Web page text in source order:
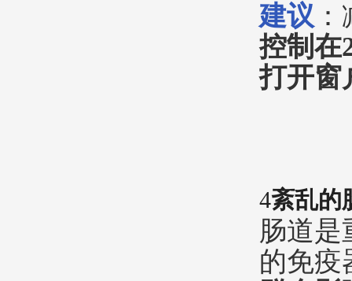
建议
控制
打开窗
4紊乱的
肠道是
的免疫